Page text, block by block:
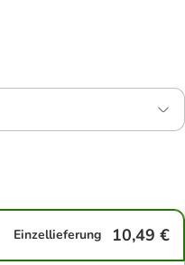
Einzellieferung 10,49 €